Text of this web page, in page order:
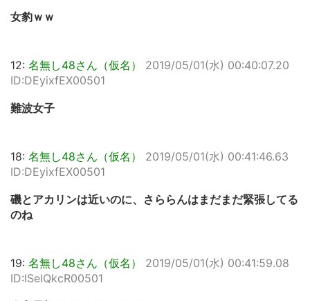
女豹ｗｗ
12: 名無し48さん（仮名）
2019/05/01(水) 00:40:07.20
ID:DEyixfEX00501
難波女子
18: 名無し48さん（仮名）
2019/05/01(水) 00:41:46.63
ID:DEyixfEX00501
磯とアカリンは近いのに、さららんはまだまだ緊張してる
のね
19: 名無し48さん（仮名）
2019/05/01(水) 00:41:59.08
ID:ISeIQkcR00501